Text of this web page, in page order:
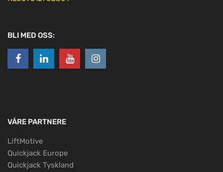
BLI MED OSS:
VÅRE PARTNERE
LiftMotive
Quickjack Europe
Quickjack Tyskland